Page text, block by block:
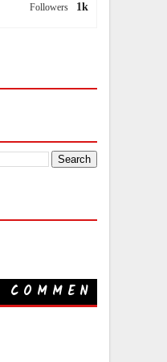
1k
Followers
COMMEN